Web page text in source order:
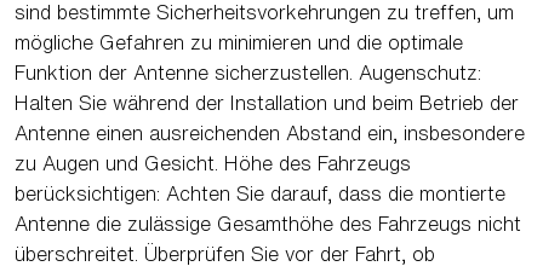
sind bestimmte Sicherheitsvorkehrungen zu treffen, um
mögliche Gefahren zu minimieren und die optimale
Funktion der Antenne sicherzustellen. Augenschutz:
Halten Sie während der Installation und beim Betrieb der
Antenne einen ausreichenden Abstand ein, insbesondere
zu Augen und Gesicht. Höhe des Fahrzeugs
berücksichtigen: Achten Sie darauf, dass die montierte
Antenne die zulässige Gesamthöhe des Fahrzeugs nicht
überschreitet. Überprüfen Sie vor der Fahrt, ob